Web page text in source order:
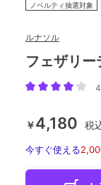
ノベルティ抽選対象
ルナソル
フェザリ
￥4,180 税
今すぐ使える